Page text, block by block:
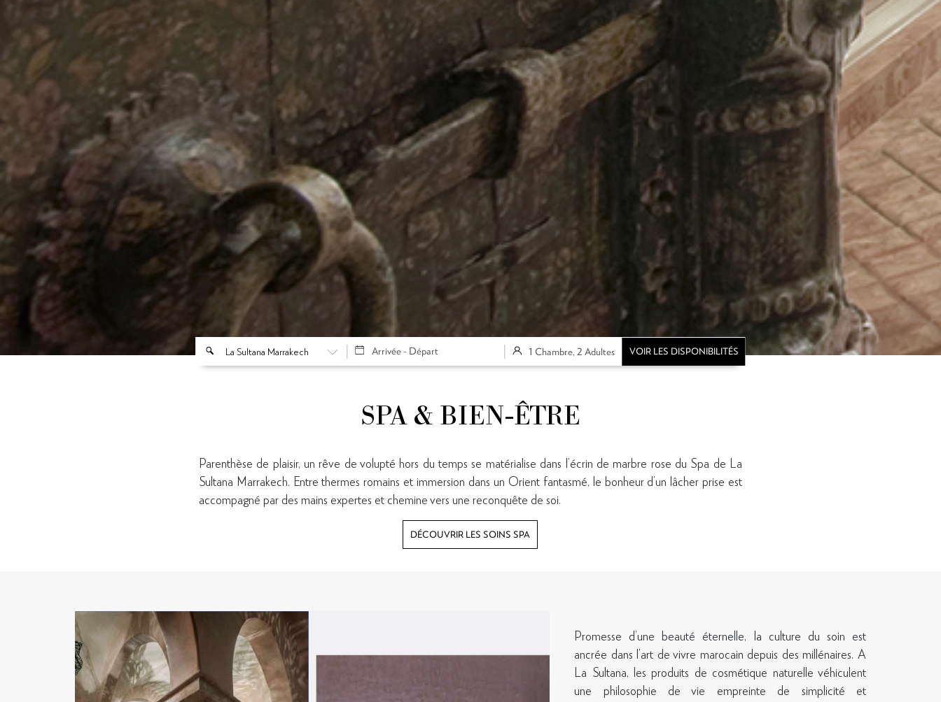
La Sultana Marrakech 1 Chambre, 2 Adultes VOIR LES DISPONIBILITÉS
SPA & BIEN-ÊTRE
Parenthèse de plaisir, un rêve de volupté hors du temps se matérialise dans l’écrin de marbre rose du Spa de La
Sultana Marrakech. Entre thermes romains et immersion dans un Orient fantasmé, le bonheur d’un lâcher prise est
accompagné par des mains expertes et chemine vers une reconquête de soi.
DÉCOUVRIR LES SOINS SPA
Promesse d’une beauté éternelle, la culture du soin est
ancrée dans l’art de vivre marocain depuis des millénaires. A
La Sultana, les produits de cosmétique naturelle véhiculent
une philosophie de vie empreinte de simplicité et
Pour recevoir des mises à jour sur les dernières nouvelles, des offres inspirantes, des expériences